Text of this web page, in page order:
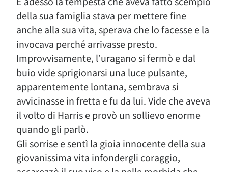
della sua famiglia stava per mettere fine
anche alla sua vita, sperava che lo facesse e la
invocava perché arrivasse presto.
Improvvisamente, l’uragano si fermò e dal
buio vide sprigionarsi una luce pulsante,
apparentemente lontana, sembrava si
avvicinasse in fretta e fu da lui. Vide che aveva
il volto di Harris e provò un sollievo enorme
quando gli parlò.
Gli sorrise e sentì la gioia innocente della sua
giovanissima vita infondergli coraggio,